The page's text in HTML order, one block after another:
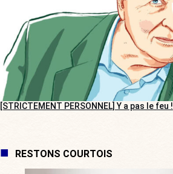
[STRICTEMENT PERSONNEL] Y a pas le feu !
RESTONS COURTOIS